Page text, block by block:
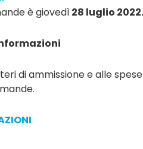
è giovedì28 luglio 2022.
di ammissione e alle